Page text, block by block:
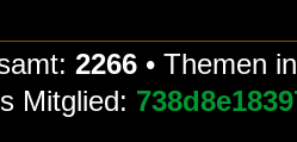
2266 • Themen
Mitglied: